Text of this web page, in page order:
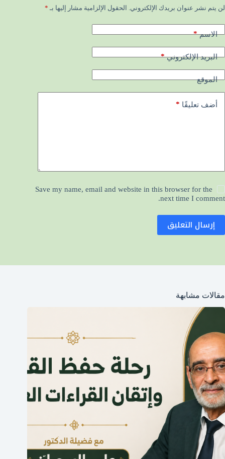
لن يتم نشر عنوان بريدك الإلكتروني. الحقول الإلزامية مشار إليها بـ *
الاسم*
البريد الإلكتروني*
الموقع
أضف تعليقًا *
Save my name, email and website in this browser for the
next time I comment.
إرسال التعليق
مقالات مشابهة